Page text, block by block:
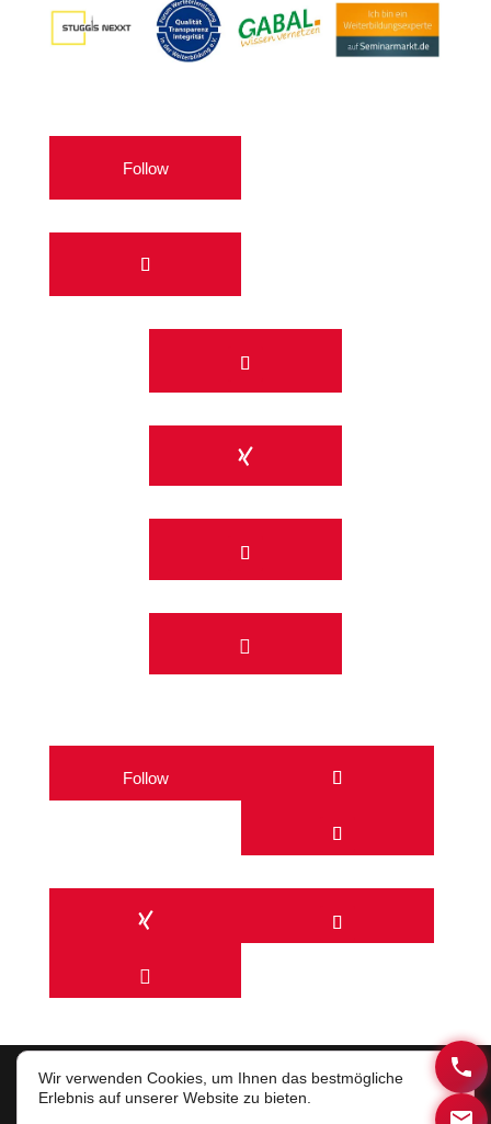
Follow

Follow

Wir verwenden Cookies, um Ihnen das bestmögliche
Erlebnis auf unserer Website zu bieten.